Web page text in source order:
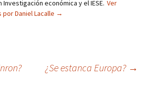
Investigación económica y el IESE. Ver
Daniel Lacalle →
¿Se estanca Europa? →